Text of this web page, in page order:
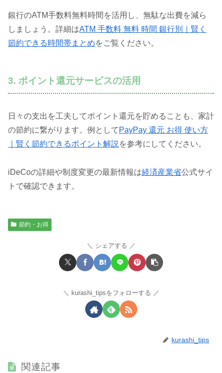
銀行のATM手数料無料時間を活用し、無駄な出費を減ら
しましょう。詳細はATM 手数料 無料 時間 銀行別｜賢く
節約できる時間帯まとめをご覧ください。
3. ポイント還元サービスの活用
日々の支出を工夫してポイント還元を貯めることも、家計
の節約に繋がります。例として PayPay 還元 お得 使い方
｜賢く節約できるポイント解説 を参考にしてください。
iDeCoの詳細や制度変更の最新情報は経済産業省公式サイ
トで確認できます。
節約・お得
シェアする
kurashi_tipsをフォローする
kurashi_tips
関連記事